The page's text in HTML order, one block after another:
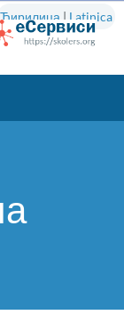
Ћирилица | Latinica